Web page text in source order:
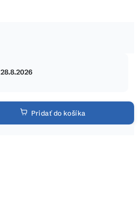
28.8.2026
Pridať do košíka